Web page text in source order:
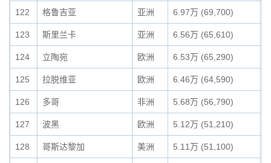
122 格鲁吉亚 亚洲 6.97万 (69,700)
123 斯里兰卡 亚洲 6.56万 (65,610)
124 立陶宛 欧洲 6.53万 (65,290)
125 拉脱维亚 欧洲 6.46万 (64,590)
126 多哥 非洲 5.68万 (56,790)
127 波黑 欧洲 5.12万 (51,210)
128 哥斯达黎加 美洲 5.11万 (51,100)